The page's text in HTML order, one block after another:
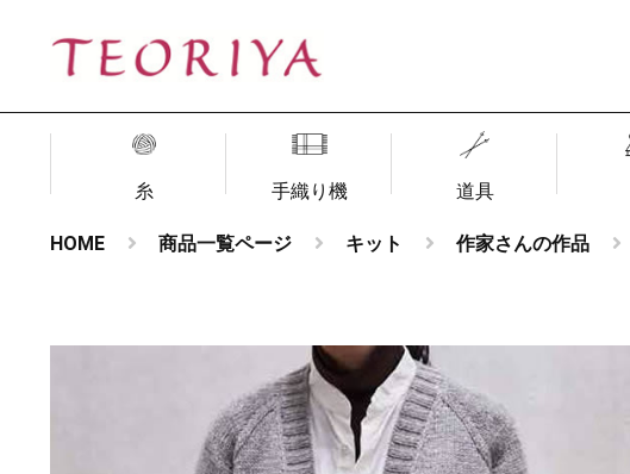
糸 手織り機 道具
HOME 商品一覧ページ キット 作家さんの作品